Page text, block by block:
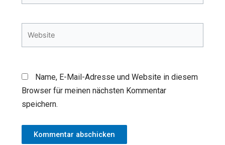
Name, E-Mail-Adresse und Website in diesem
Browser für meinen nächsten Kommentar
speichern.